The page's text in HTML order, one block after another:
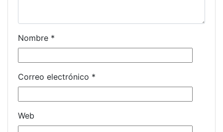
Nombre *
Correo electrónico *
Web